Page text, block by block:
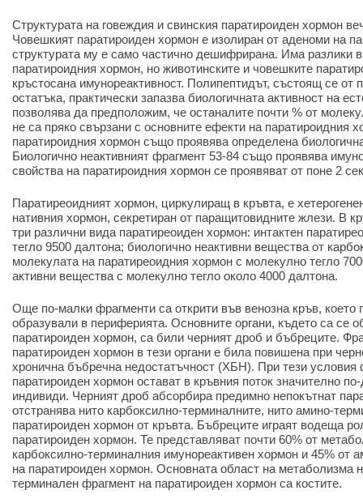
Структурата на говеждия и свинския паратироиден хормон
Човешкият паратироиден хормон е изолиран от аденоми на
структурата му е само частично дешифрирана. Има разлики в
паратироидния хормон, но животинските и човешките
кръстосана имунореактивност. Полипептидът, състоящ се от
остатъка, практически запазва биологичната активност на
позволява да предположим, че останалите почти % от
не са пряко свързани с основните ефекти на паратироидния
паратироидния хормон също проявява определена
Биологично неактивният фрагмент 53-84 също проявява
свойства на паратироидния хормон се проявяват от поне 2
Паратиреоидният хормон, циркулиращ в кръвта, е
нативния хормон, секретиран от паращитовидните жлези. В
три различни вида паратиреоиден хормон: интактен
тегло 9500 далтона; биологично неактивни вещества от
молекулата на паратиреоидния хормон с молекулно тегло
активни вещества с молекулно тегло около 4000 далтона.
Още по-малки фрагменти са открити във венозна кръв, което
образували в периферията. Основните органи, където са се
паратироиден хормон, са били черният дроб и бъбреците.
паратироиден хормон в тези органи е била повишена при
хронична бъбречна недостатъчност (ХБН). При тези условия
паратироиден хормон остават в кръвния поток значително
индивиди. Черният дроб абсорбира предимно непокътнат
отстранява нито карбоксилно-терминалните, нито амино-
паратироиден хормон от кръвта. Бъбреците играят водеща
паратироиден хормон. Те представляват почти 60% от
карбоксилно-терминалния имунореактивен хормон и 45% от
на паратироиден хормон. Основната област на метаболизма
терминален фрагмент на паратироиден хормон са костите.